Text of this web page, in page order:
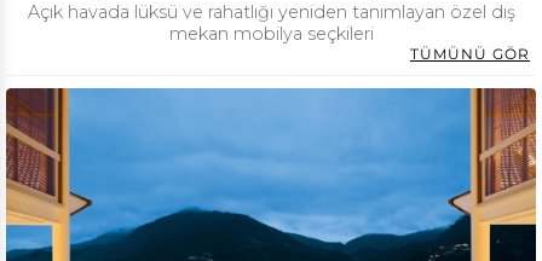
Açık havada lüksü ve rahatlığı yeniden tanımlayan özel dış
mekan mobilya seçkileri
TÜMÜNÜ GÖR